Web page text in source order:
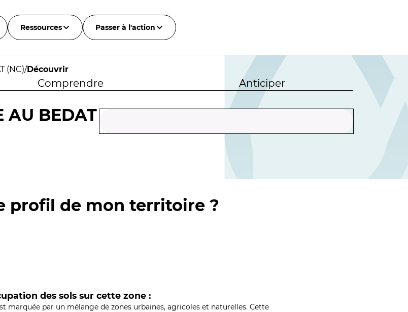
Ressources Passer à l'action
(NC)/Découvrir
Comprendre Anticiper
AU BEDAT
profil de mon territoire ?
des sols sur cette zone :
marquée par un mélange de zones urbaines, agricoles et naturelles. Cette